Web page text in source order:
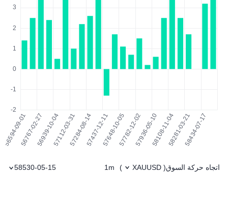
اتجاه حركة السوق(
XAUUSD
)
1m
58530-05-15